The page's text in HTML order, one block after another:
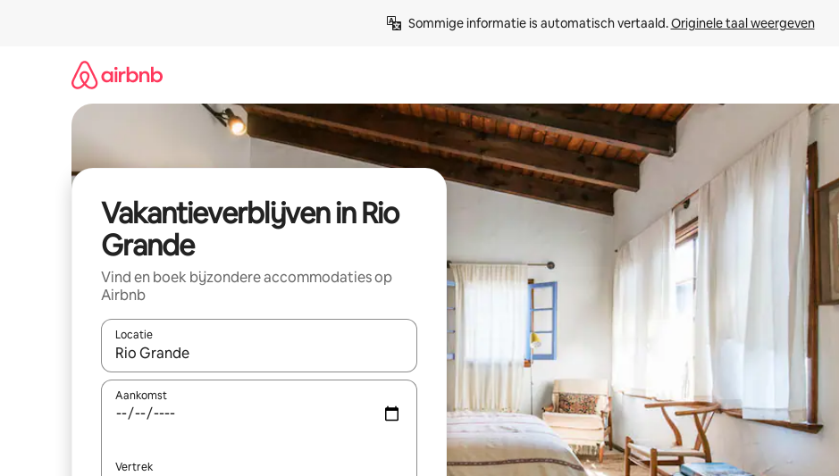
Sommige informatie is automatisch vertaald. Originele taal weergeven
Vakantieverblijven in Rio
Grande
Vind en boek bijzondere accommodaties op
Airbnb
Locatie
Wanneer er resultaten beschikbaar zijn, maak je een keuze met je de pijltjestoetsen omhoog en omlaag, óf door te tikken of
Aankomst
Vertrek